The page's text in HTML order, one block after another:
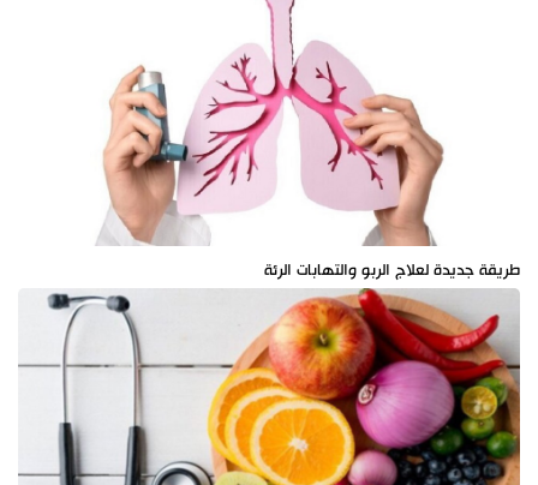
طريقة جديدة لعلاج الربو والتهابات الرئة